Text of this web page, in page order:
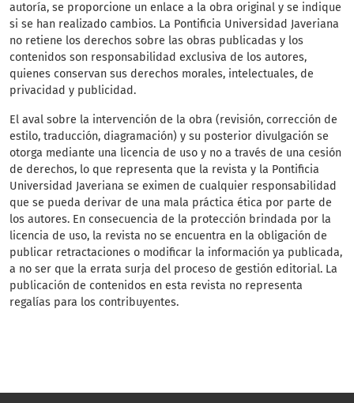
autoría, se proporcione un enlace a la obra original y se indique
si se han realizado cambios. La Pontificia Universidad Javeriana
no retiene los derechos sobre las obras publicadas y los
contenidos son responsabilidad exclusiva de los autores,
quienes conservan sus derechos morales, intelectuales, de
privacidad y publicidad.
El aval sobre la intervención de la obra (revisión, corrección de
estilo, traducción, diagramación) y su posterior divulgación se
otorga mediante una licencia de uso y no a través de una cesión
de derechos, lo que representa que la revista y la Pontificia
Universidad Javeriana se eximen de cualquier responsabilidad
que se pueda derivar de una mala práctica ética por parte de
los autores. En consecuencia de la protección brindada por la
licencia de uso, la revista no se encuentra en la obligación de
publicar retractaciones o modificar la información ya publicada,
a no ser que la errata surja del proceso de gestión editorial. La
publicación de contenidos en esta revista no representa
regalías para los contribuyentes.